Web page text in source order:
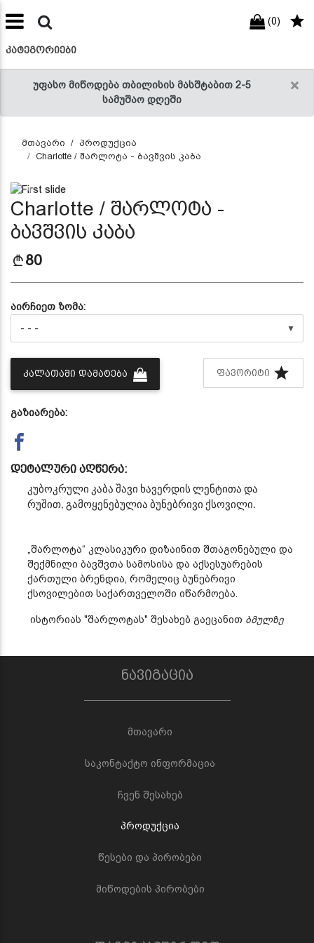
×
უფასო მიწოდება თბილისის მასშტაბით 2-5
სამუშაო დღეში
(0)
ᲙᲐᲢᲔᲒᲝᲠᲘᲔᲑᲘ
მთავარი
პროდუქცია
Charlotte / შარლოტა - ბავშვის კაბა
Previous
Charlotte / შარლოტა -
ბავშვის კაბა
80
აირჩიეთ ზომა:
▼
ᲙᲐᲚᲐᲗᲐᲨᲘ ᲓᲐᲛᲐᲢᲔᲑᲐ ᲤᲐᲕᲝᲠᲘᲢᲘ
გაზიარება:
დეტალური აღწერა:
კუბოკრული კაბა შავი ხავერდის ლენტითა და
რუშით, გამოყენებულია ბუნებრივი ქსოვილი.
„შარლოტა“ კლასიკური დიზაინით შთაგონებული და
შექმნილი ბავშვთა სამოსისა და აქსესუარების
ქართული ბრენდია, რომელიც ბუნებრივი
ქსოვილებით საქართველოში იწარმოება.
ისტორიას "შარლოტას" შესახებ გაეცანით ბმულზე
ნავიგაცია
მთავარი
საკონტაქტო ინფორმაცია
ჩვენ შესახებ
პროდუქცია
წესები და პირობები
მიწოდების პირობები